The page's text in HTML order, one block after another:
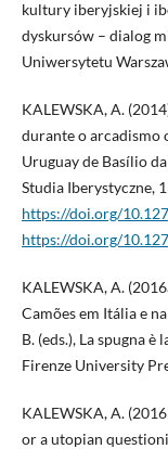
kultury iberyjskiej i
dyskursów – dialog
Uniwersytetu
KALEWSKA, A.
durante o arcadismo
Uruguay de Basílio
Studia Iberystyczne,
https://doi.org/
https://doi.org/
KALEWSKA, A.
Camões em Itália e
B. (eds.), La spugna
Firenze University
KALEWSKA, A.
or a utopian